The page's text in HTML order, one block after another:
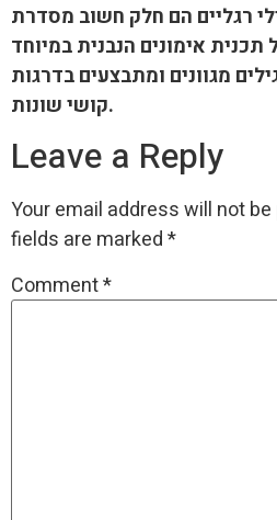
רגליים הם חלק חשוב מסדרת
אימונים הנבנית במיוחד
מגוונים ומתבצעים בדרגות
קושי שונות.
Leave a Reply
Your email address will not
fields are marked*
Comment*